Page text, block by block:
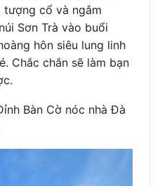
tượng cổ và ngắm
Sơn Trà vào buổi
hôn siêu lung linh
Chắc chắn sẽ làm bạn
Bàn Cờ nóc nhà Đà